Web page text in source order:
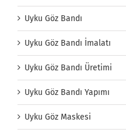
Uyku Göz Bandı
Uyku Göz Bandı İmalatı
Uyku Göz Bandı Üretimi
Uyku Göz Bandı Yapımı
Uyku Göz Maskesi